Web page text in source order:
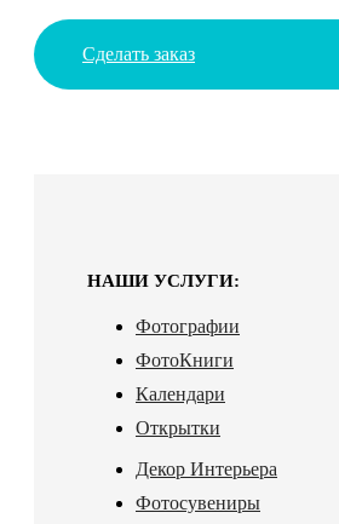
Сделать заказ
НАШИ УСЛУГИ:
Фотографии
ФотоКниги
Календари
Открытки
Декор Интерьера
Фотосувениры